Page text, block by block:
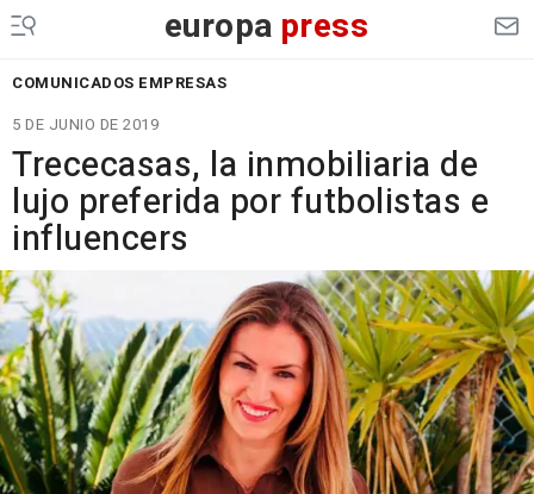
europa press
COMUNICADOS EMPRESAS
5 DE JUNIO DE 2019
Trececasas, la inmobiliaria de
lujo preferida por futbolistas e
influencers